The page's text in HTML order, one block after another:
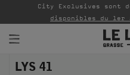
PARFUMS
Livraison standard
de CAD $45
LYS 41